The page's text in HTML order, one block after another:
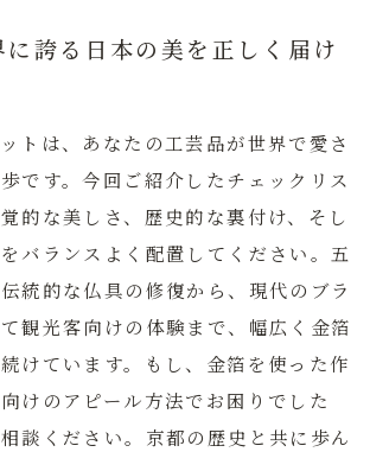
に誇る日本の美を正しく届け
トは、あなたの工芸品が世界で愛さ
です。今回ご紹介したチェックリス
的な美しさ、歴史的な裏付け、そし
バランスよく配置してください。五
統的な仏具の修復から、現代のブラ
観光客向けの体験まで、幅広く金箔
けています。もし、金箔を使った作
けのアピール方法でお困りでした
談ください。京都の歴史と共に歩ん